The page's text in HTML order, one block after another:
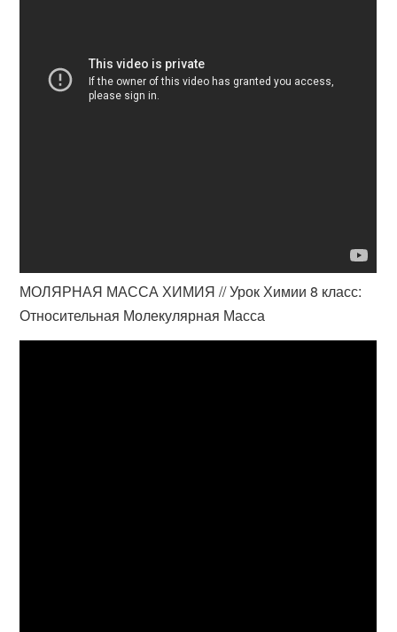
МОЛЯРНАЯ МАССА ХИМИЯ // Урок Химии 8 класс:
Относительная Молекулярная Масса